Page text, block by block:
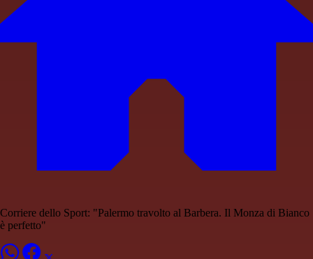
Corriere dello Sport: "Palermo travolto al Barbera. Il Monza di Bianco
è perfetto"